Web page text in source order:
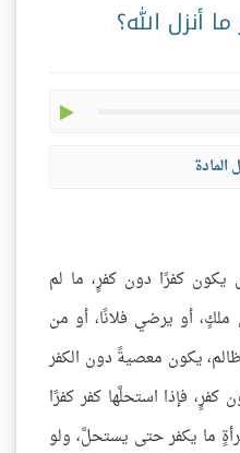
أنزل الله؟
المادة
يكون كفرًا دون كفرٍ، ما لم
أو يرضي فلانًا، أو من
يكون معصيةً دون الكفر
فإذا استحلَّها كفر كفرًا
ما يكفر حتى يستحلَّ، ولو